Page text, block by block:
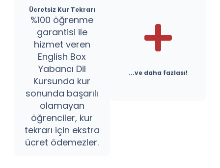
Ücretsiz Kur Tekrarı
%100 öğrenme
garantisi ile
hizmet veren
English Box
Yabancı Dil
Kursunda kur
sonunda başarılı
olamayan
öğrenciler, kur
tekrarı için ekstra
ücret ödemezler.
...ve daha fazlası!